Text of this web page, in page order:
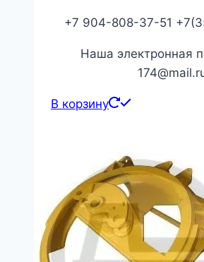
+7 904-808-37-51
Наша электронная
В корзину